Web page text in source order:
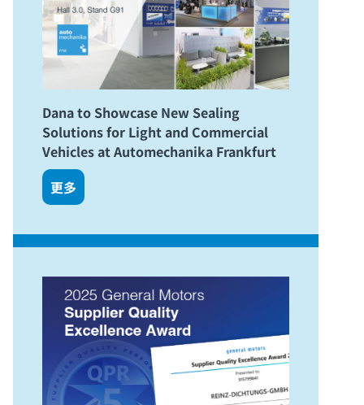
Dana to Showcase New Sealing
Solutions for Light and Commercial
Vehicles at Automechanika Frankfurt
更多